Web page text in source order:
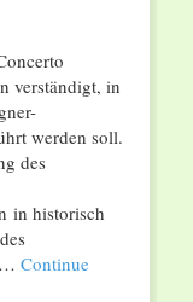
verständigt, in
werden soll.
des
in historisch
Continue